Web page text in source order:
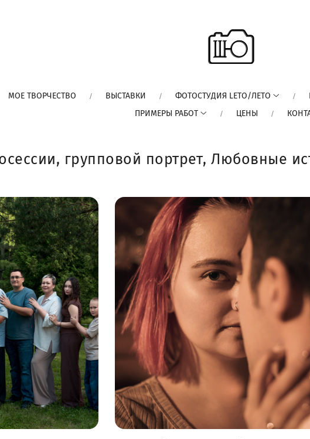
МОЕ ТВОРЧЕСТВО ВЫСТАВКИ ФОТОСТУДИЯ LETO/ЛЕТО
ПРИМЕРЫ РАБОТ
ЦЕНЫ
групповой портрет, Любовные